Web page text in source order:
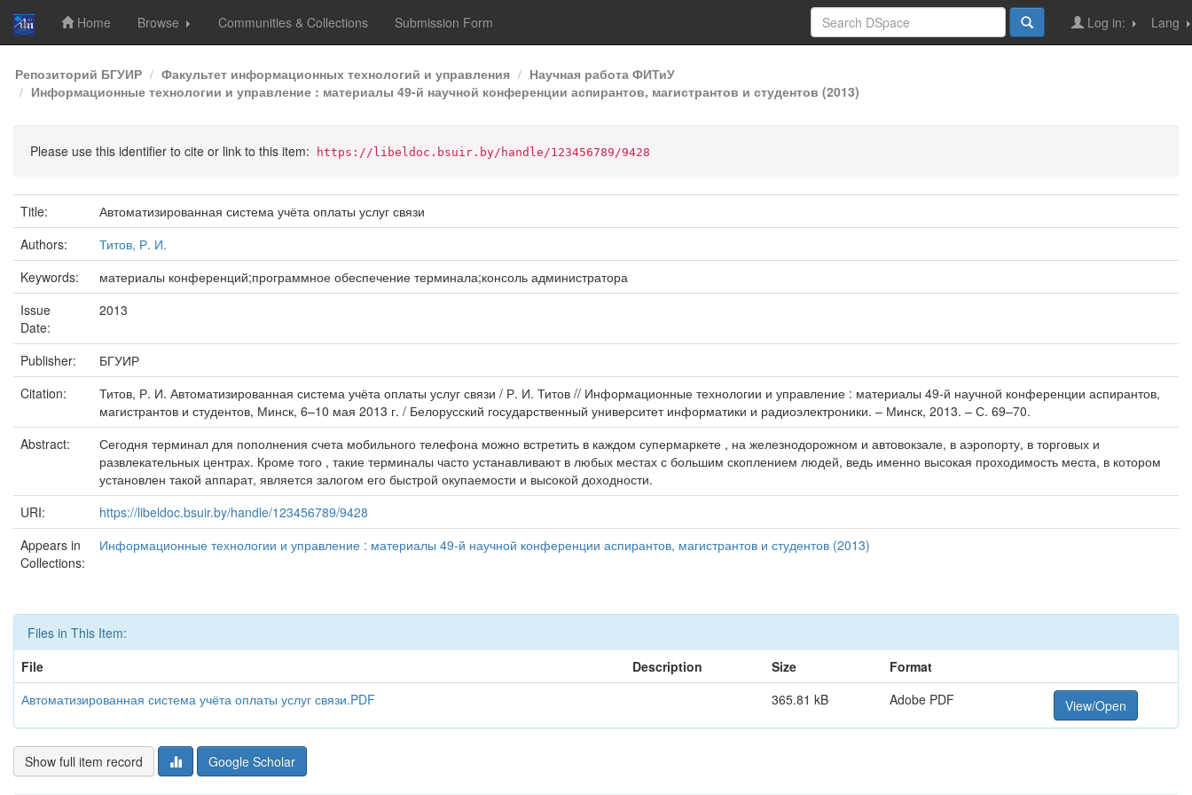
Skip
navigation
Home Browse Communities & Collections Submission Form Lang
Log in:
Репозиторий БГУИР Факультет информационных технологий и управления
Научная работа ФИТиУ
Информационные технологии и управление : материалы 49-й научной конференции аспирантов, магистрантов и студентов (2013)
Please use this identifier to cite or link to this item: https://libeldoc.bsuir.by/handle/123456789/9428
Title:
Автоматизированная система учёта оплаты услуг связи
Authors:
Титов, Р. И.
Keywords:
материалы конференций;программное обеспечение терминала;консоль администратора
Issue
Date:
2013
Publisher:
БГУИР
Citation:
Титов, Р. И. Автоматизированная система учёта оплаты услуг связи / Р. И. Титов // Информационные технологии и управление : материалы 49-й научной конференции аспирантов,
магистрантов и студентов, Минск, 6–10 мая 2013 г. / Белорусский государственный университет информатики и радиоэлектроники. – Минск, 2013. – С. 69–70.
Abstract:
Сегодня терминал для пополнения счета мобильного телефона можно встретить в каждом супермаркете , на железнодорожном и автовокзале, в аэропорту, в торговых и
развлекательных центрах. Кроме того , такие терминалы часто устанавливают в любых местах с большим скоплением людей, ведь именно высокая проходимость места, в котором
установлен такой аппарат, является залогом его быстрой окупаемости и высокой доходности.
URI:
https://libeldoc.bsuir.by/handle/123456789/9428
Appears in
Collections:
Информационные технологии и управление : материалы 49-й научной конференции аспирантов, магистрантов и студентов (2013)
Files in This Item:
File
Description Size
Format
Автоматизированная система учёта оплаты услуг связи.PDF
365.81 kB Adobe PDF View/Open
Show full item record Google Scholar